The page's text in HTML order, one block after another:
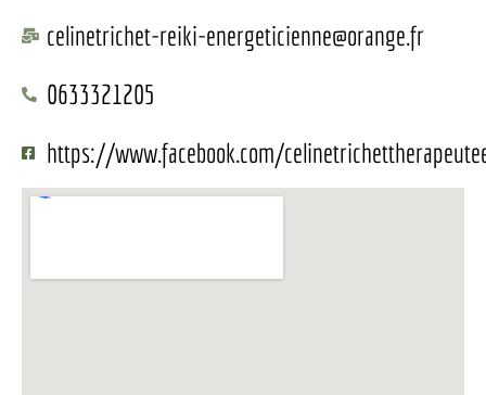
celinetrichet-reiki-energeticienne@orange.fr
0633321205
https://www.facebook.com/